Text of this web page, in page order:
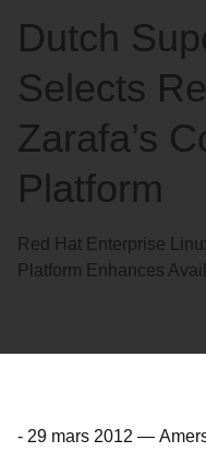
Dutch
Selects
Zarafa’s
Platform
Red Hat Enterprise
Platform Enhances
- 29 mars 2012 —